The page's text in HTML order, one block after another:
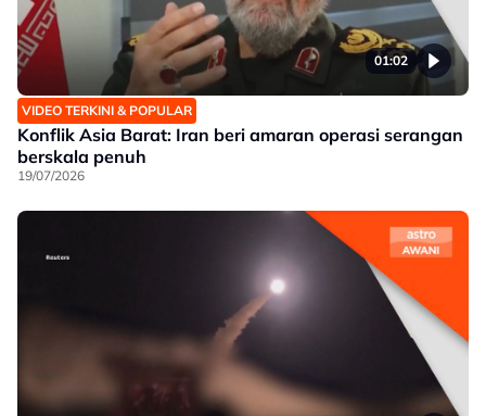
01:02
VIDEO TERKINI & POPULAR
Konflik Asia Barat: Iran beri amaran operasi serangan
berskala penuh
19/07/2026